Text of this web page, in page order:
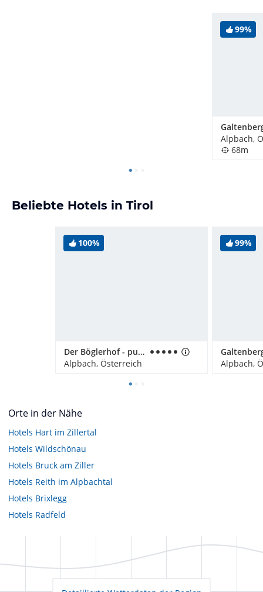
99%
Alpbach,
68m
Beliebte Hotels in Tirol
100%
Der Böglerhof - pure nature spa resort
Alpbach, Österreich
99%
Alpbach,
Orte in der Nähe
Hotels Hart im Zillertal
Hotels Wildschönau
Hotels Bruck am Ziller
Hotels Reith im Alpbachtal
Hotels Brixlegg
Hotels Radfeld